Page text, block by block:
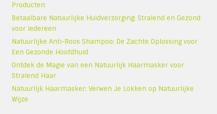
Producten
Betaalbare Natuurlijke Huidverzorging: Stralend en Gezond
voor Iedereen
Natuurlijke Anti-Roos Shampoo: De Zachte Oplossing voor
Een Gezonde Hoofdhuid
Ontdek de Magie van een Natuurlijk Haarmasker voor
Stralend Haar
Natuurlijk Haarmasker: Verwen Je Lokken op Natuurlijke
Wijze